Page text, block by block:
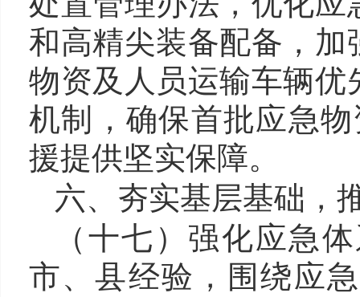
和高精尖装备配备，
物资及人员运输车辆
机制，确保首批应急
援提供坚实保障。
六、夯实基层基础，
（十七） 强化应急
市、县经验，围绕应